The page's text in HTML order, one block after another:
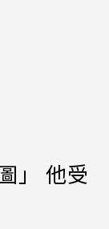
」 他受